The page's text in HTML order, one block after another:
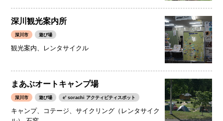
深川観光案内所
深川市 遊び場
観光案内、レンタサイクル
まあぶオートキャンプ場
深川市 遊び場 e' sorachi アクティビティスポット
キャンプ、コテージ、サイクリング（レンタサイク